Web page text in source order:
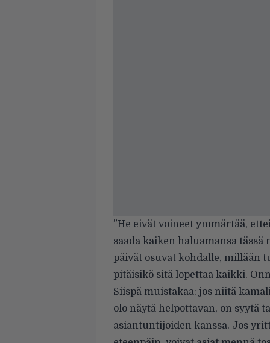
”He eivät voineet ymmärtää,
saada kaiken haluamansa
päivät osuvat kohdalle, millään
pitäisikö sitä lopettaa kaikki.
Siispä muistakaa: jos niitä
olo näytä helpottavan, on syytä
asiantuntijoiden kanssa. Jos